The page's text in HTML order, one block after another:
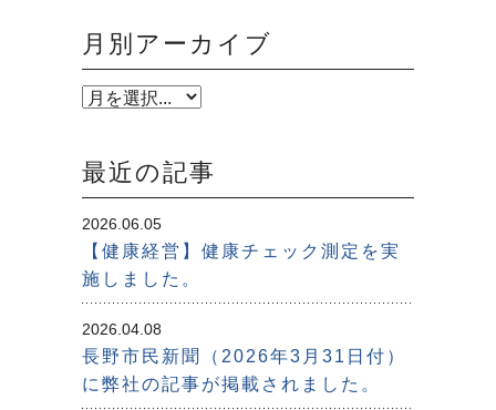
月別アーカイブ
最近の記事
2026.06.05
【健康経営】健康チェック測定を実
施しました。
2026.04.08
長野市民新聞（2026年3月31日付）
に弊社の記事が掲載されました。